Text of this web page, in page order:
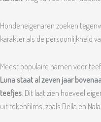
Hondeneigenaren zoeken
karakter als de persoonlijkheid
Meest populaire namen voor
Luna staat al zeven jaar
teefjes . Dit laat zien hoeveel
uit tekenfilms, zoals Bella en